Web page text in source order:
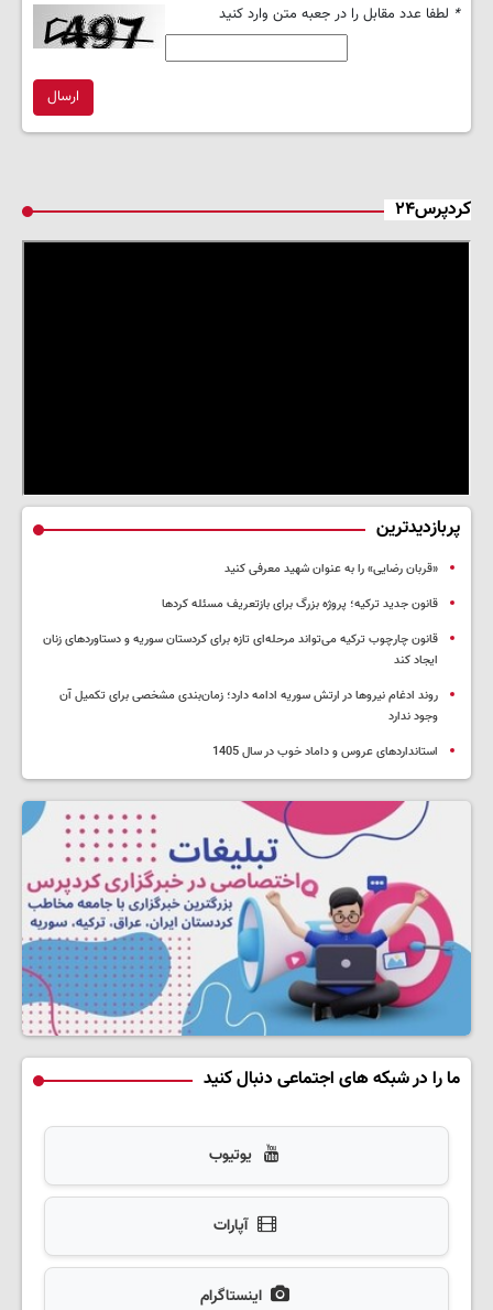
* لطفا عدد مقابل را در جعبه متن وارد کنید
ارسال
کردپرس۲۴
پربازدیدترین
«قربان رضایی» را به عنوان شهید معرفی کنید
قانون جدید ترکیه؛ پروژه بزرگ‌ برای بازتعریف مسئله کردها
قانون چارچوب ترکیه می‌تواند مرحله‌ای تازه برای کردستان سوریه و دستاوردهای زنان
ایجاد کند
روند ادغام نیروها در ارتش سوریه ادامه دارد؛ زمان‌بندی مشخصی برای تکمیل آن
وجود ندارد
استانداردهای عروس و داماد خوب در سال 1405
ما را در شبکه های اجتماعی دنبال کنید
یوتیوب
آپارات
اینستاگرام